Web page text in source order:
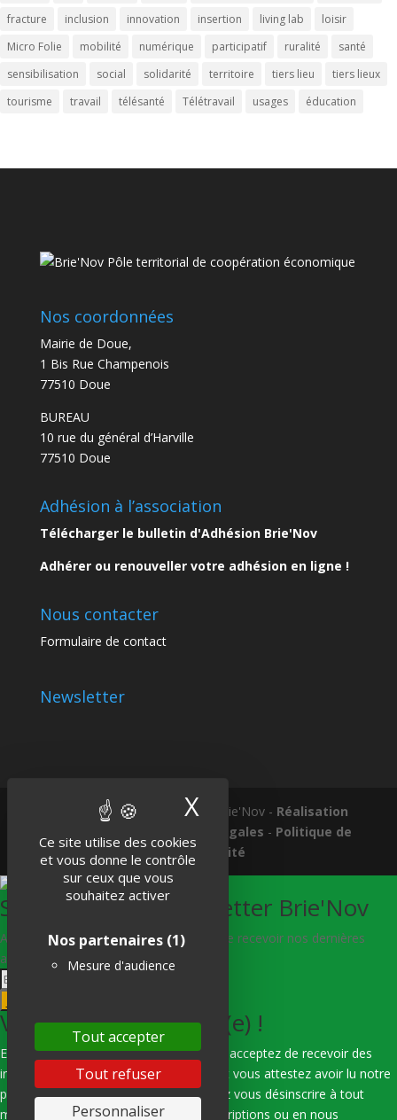
Ce site utilise des cookies
et vous donne le contrôle
sur ceux que vous
souhaitez activer
Nos partenaires (1)
Mesure d'audience
Tout accepter
Tout refuser
Personnaliser
X Masquer le
fracture
inclusion innovation insertion living lab
loisir
Micro Folie
mobilité numérique participatif ruralité
santé
sensibilisation
social solidarité territoire tiers lieu
tiers lieux
tourisme
travail télésanté Télétravail usages éducation
Nos coordonnées
Mairie de Doue,
1 Bis Rue Champenois
77510 Doue
BUREAU
10 rue du général d’Harville
77510 Doue
Adhésion à l’association
Télécharger le bulletin d'Adhésion Brie'Nov
Adhérer ou renouveller votre adhésion en ligne !
Nous contacter
Formulaire de contact
Newsletter
Tous droits réservés © 2018 Brie'Nov - Réalisation
Mentions légales - Politique de
confidentialité
S'abonner à la Newsletter Brie'Nov
Abonnez-vous à notre newsletter afin de recevoir nos dernières
actualités.
Vous êtes bien inscrit(e) !
En indiquant votre adresse e-mail, vous acceptez de recevoir des
informations de notre part via e-mail, et vous attestez avoir lu notre
politique de confidentialité. Vous pouvez vous désinscrire à tout
moment en utilisant les liens de désinscriptions ou en nous